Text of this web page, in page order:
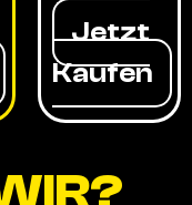
Jetzt
Kaufen